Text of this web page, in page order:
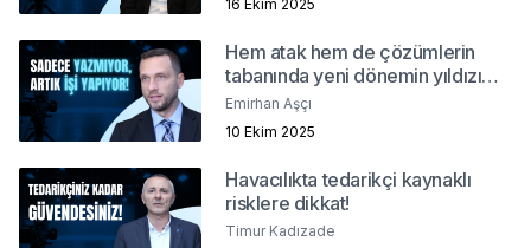
16 Ekim 2025
Hem atak hem de çözümlerin
tabanında yeni dönemin yıldızı
"Agentic AI"
Emirhan Aşçı
10 Ekim 2025
Havacılıkta tedarikçi kaynaklı
risklere dikkat!
Timur Kadızade